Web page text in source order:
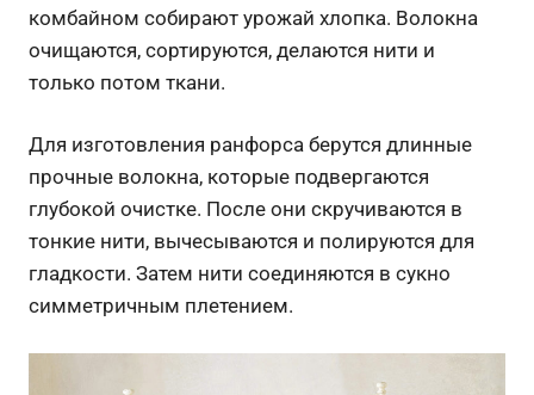
комбайном собирают урожай хлопка. Волокна
очищаются, сортируются, делаются нити и
только потом ткани.
Для изготовления ранфорса берутся длинные
прочные волокна, которые подвергаются
глубокой очистке. После они скручиваются в
тонкие нити, вычесываются и полируются для
гладкости. Затем нити соединяются в сукно
симметричным плетением.